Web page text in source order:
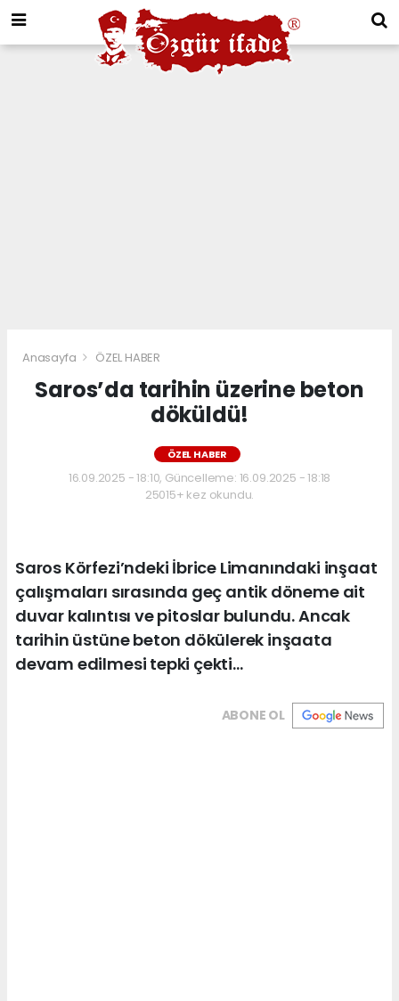
Anasayfa ÖZEL HABER
Saros’da tarihin üzerine beton
döküldü!
ÖZEL HABER
16.09.2025 - 18:10, Güncelleme: 16.09.2025 - 18:18
25015+ kez okundu.
Saros Körfezi’ndeki İbrice Limanındaki inşaat
çalışmaları sırasında geç antik döneme ait
duvar kalıntısı ve pitoslar bulundu. Ancak
tarihin üstüne beton dökülerek inşaata
devam edilmesi tepki çekti…
ABONE OL